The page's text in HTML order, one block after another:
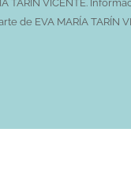
TARÍN VICENTE.
de EVA MARÍA TARÍN